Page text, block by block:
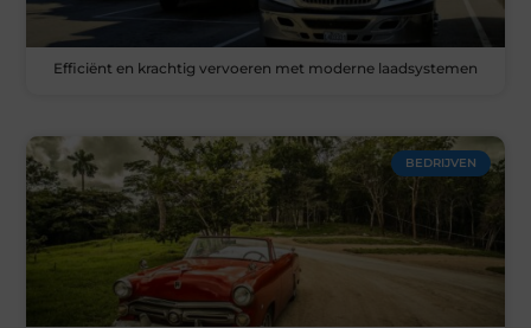
Efficiënt en krachtig vervoeren met moderne laadsystemen
BEDRIJVEN